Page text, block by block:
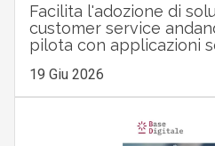
Facilita l'adozione di
customer service
pilota con applicazioni
19 Giu 2026